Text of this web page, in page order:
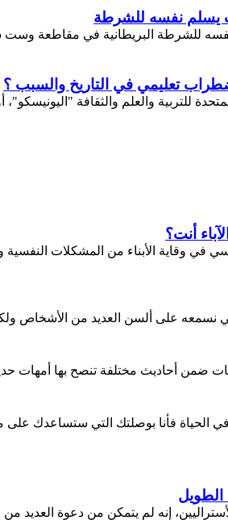
يسلم نفسه للشرطة
للشرطة البريطانية في مقاطعة
تعليمي في التاريخ والسبب ؟
للتربية والعلم والثقافة
أنت؟
في وقاية الأبناء من المشكلات النفسية
نسمعه على ألسن العديد من الأشخاص
ضمن أحاديث مختلفة تنصح بها أمهات
فأنا بوصلتك التي ستساعدك على
دعوة العديد من الضيوف للاحتفال بعيد ميلاده الـ 111 في 13 كانون